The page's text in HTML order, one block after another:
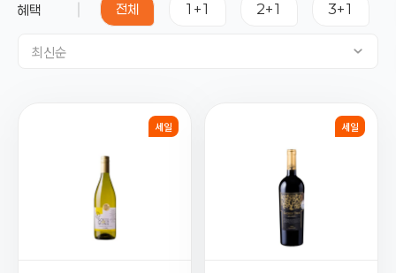
혜택 전체 1+1 2+1 3+1
최신순
세일 세일